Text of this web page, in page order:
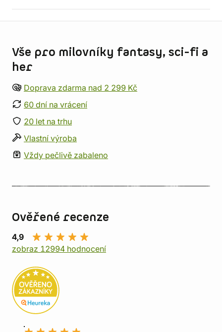
Vše pro milovníky fantasy, sci-fi a
her
Doprava zdarma nad 2 299 Kč
60 dní na vrácení
20 let na trhu
Vlastní výroba
Vždy pečlivě zabaleno
Ověřené recenze
4,9
zobraz 12994 hodnocení